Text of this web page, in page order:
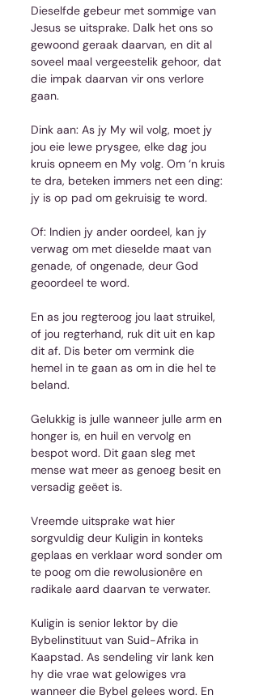
Dieselfde gebeur met sommige van
Jesus se uitsprake. Dalk het ons so
gewoond geraak daarvan, en dit al
soveel maal vergeestelik gehoor, dat
die impak daarvan vir ons verlore
gaan.
Dink aan: As jy My wil volg, moet jy
jou eie lewe prysgee, elke dag jou
kruis opneem en My volg. Om ‘n kruis
te dra, beteken immers net een ding:
jy is op pad om gekruisig te word.
Of: Indien jy ander oordeel, kan jy
verwag om met dieselde maat van
genade, of ongenade, deur God
geoordeel te word.
En as jou regteroog jou laat struikel,
of jou regterhand, ruk dit uit en kap
dit af. Dis beter om vermink die
hemel in te gaan as om in die hel te
beland.
Gelukkig is julle wanneer julle arm en
honger is, en huil en vervolg en
bespot word. Dit gaan sleg met
mense wat meer as genoeg besit en
versadig geëet is.
Vreemde uitsprake wat hier
sorgvuldig deur Kuligin in konteks
geplaas en verklaar word sonder om
te poog om die rewolusionêre en
radikale aard daarvan te verwater.
Kuligin is senior lektor by die
Bybelinstituut van Suid-Afrika in
Kaapstad. As sendeling vir lank ken
hy die vrae wat gelowiges vra
wanneer die Bybel gelees word. En